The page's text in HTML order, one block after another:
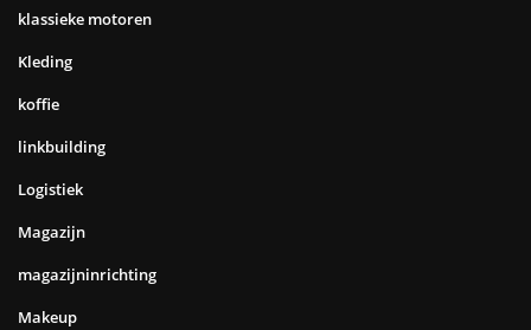
klassieke motoren
Kleding
koffie
linkbuilding
Logistiek
Magazijn
magazijninrichting
Makeup